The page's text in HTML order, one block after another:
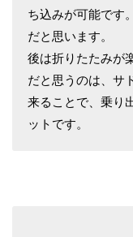
ち込みが可能です
だと思います。
後は折りたたみが
だと思うのは、サ
来ることで、乗り
ットです。